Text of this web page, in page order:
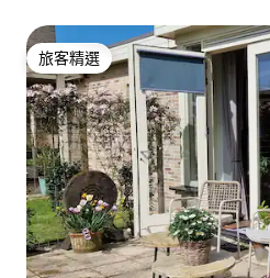
旅客精選
旅客精選